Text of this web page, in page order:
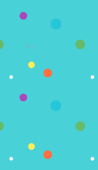
⭐ 100% (4 투표수)
지금 플레이
광고